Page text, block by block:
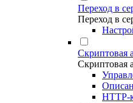
Переход в
Переход в
Скриптовая
Скриптовая
HTTP-